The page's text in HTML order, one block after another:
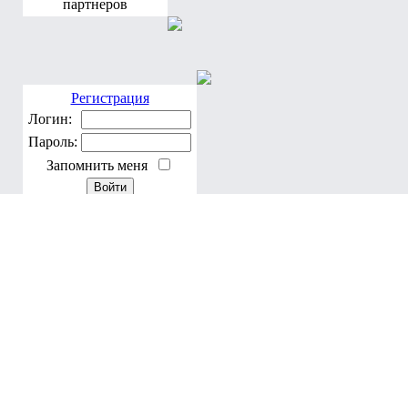
партнеров
Регистрация
Логин:
Пароль:
Запомнить меня